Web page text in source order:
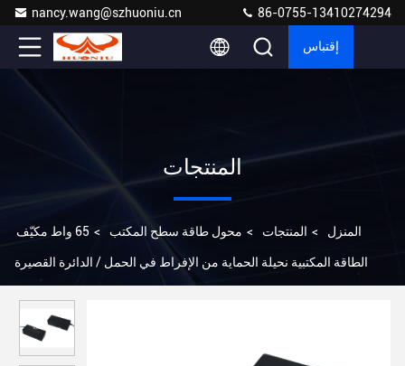
nancy.wang@szhuoniu.cn 86-0755-13410274294
إقتباس
المنتجات
المنزل > المنتجات > محول طاقة سطح المكتب > 65 واط مكيّف
الطاقة المكتبية نحيلة الحماية من الإفراط في الحمل / الدائرة القصيرة